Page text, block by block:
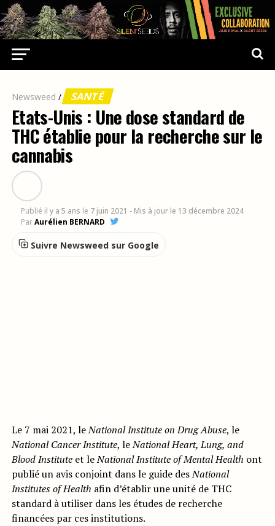
Newsweed / SANTÉ
Etats-Unis : Une dose standard de
THC établie pour la recherche sur le
cannabis
Publié il y a 5 ans le 7 juin 2021 - Mis à jour le 13 décembre 2024
ParAurélien BERNARD
Suivre Newsweed sur Google
Le 7 mai 2021, leNational Institute on Drug Abuse, le
National Cancer Institute, leNational Heart, Lung, and
Blood Instituteet leNational Institute of Mental Health ont
publié un avis conjoint dans le guide desNational
Institutes of Health afin d’établir une unité de THC
standard à utiliser dans les études de recherche
financées par ces institutions.